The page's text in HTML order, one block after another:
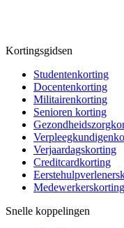
Kortingsgidsen
Studentenkorting
Docentenkorting
Militairenkorting
Senioren korting
Verjaardagskorting
Creditcardkorting
Medewerkerskorting
Snelle koppelingen